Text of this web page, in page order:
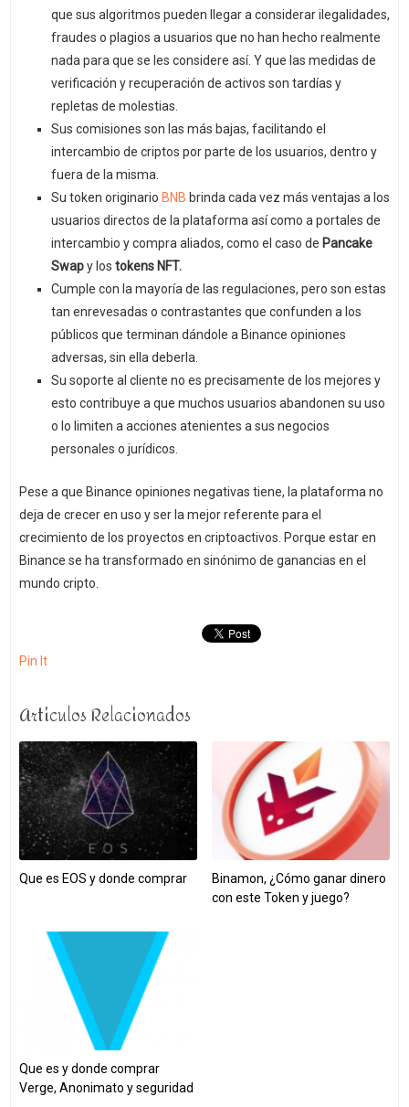
que sus algoritmos pueden llegar a considerar ilegalidades,
fraudes o plagios a usuarios que no han hecho realmente
nada para que se les considere así. Y que las medidas de
verificación y recuperación de activos son tardías y
repletas de molestias.
Sus comisiones son las más bajas, facilitando el
intercambio de criptos por parte de los usuarios, dentro y
fuera de la misma.
Su token originario BNB brinda cada vez más ventajas a los
usuarios directos de la plataforma así como a portales de
intercambio y compra aliados, como el caso de Pancake
Swapy los tokens NFT.
Cumple con la mayoría de las regulaciones, pero son estas
tan enrevesadas o contrastantes que confunden a los
públicos que terminan dándole a Binance opiniones
adversas, sin ella deberla.
Su soporte al cliente no es precisamente de los mejores y
esto contribuye a que muchos usuarios abandonen su uso
o lo limiten a acciones atenientes a sus negocios
personales o jurídicos.
Pese a que Binance opiniones negativas tiene, la plataforma no
deja de crecer en uso y ser la mejor referente para el
crecimiento de los proyectos en criptoactivos. Porque estar en
Binance se ha transformado en sinónimo de ganancias en el
mundo cripto.
Pin It
Articulos Relacionados
Que es EOS y donde comprar
Binamon, ¿Cómo ganar dinero
con este Token y juego?
Que es y donde comprar
Verge, Anonimato y seguridad